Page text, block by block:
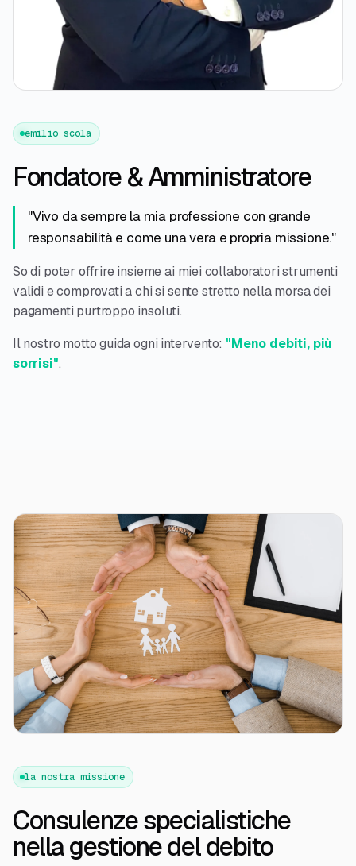
emilio scola
Fondatore & Amministratore
"Vivo da sempre la mia professione con grande
responsabilità e come una vera e propria missione."
So di poter offrire insieme ai miei collaboratori strumenti
validi e comprovati a chi si sente stretto nella morsa dei
pagamenti purtroppo insoluti.
Il nostro motto guida ogni intervento: "Meno debiti, più
sorrisi".
la nostra missione
Consulenze specialistiche
nella gestione del debito